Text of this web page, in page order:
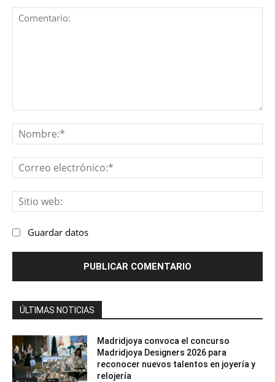
Guardar datos
ÚLTIMAS NOTICIAS
Madridjoya convoca el concurso
Madridjoya Designers 2026 para
reconocer nuevos talentos en joyería y
relojería